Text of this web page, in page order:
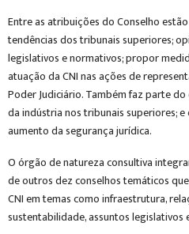
Entre as atribuições do Conselho
tendências dos tribunais superiores;
legislativos e normativos; propor
atuação da CNI nas ações de
Poder Judiciário. Também faz parte
da indústria nos tribunais superiores;
aumento da segurança jurídica.
O órgão de natureza consultiva
de outros dez conselhos temáticos
CNI em temas como infraestrutura,
sustentabilidade, assuntos legislativos